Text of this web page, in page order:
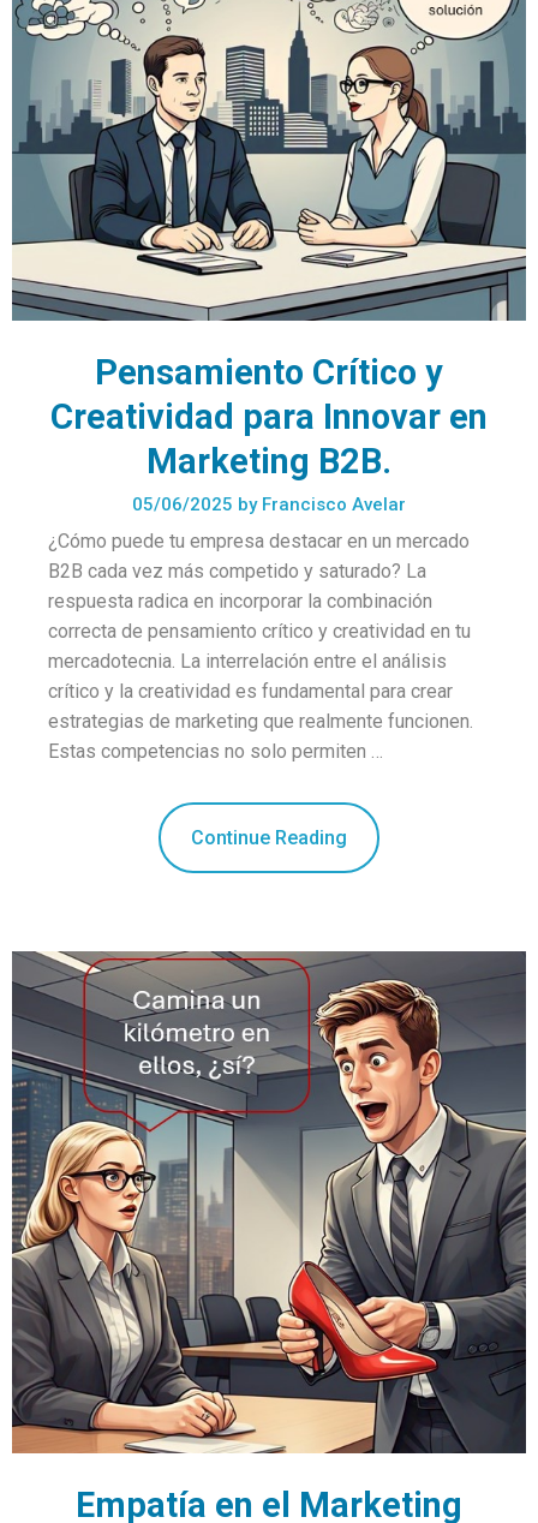
Pensamiento Crítico y
Creatividad para Innovar en
Marketing B2B.
05/06/2025 byFrancisco Avelar
¿Cómo puede tu empresa destacar en un mercado
B2B cada vez más competido y saturado? La
respuesta radica en incorporar la combinación
correcta de pensamiento crítico y creatividad en tu
mercadotecnia. La interrelación entre el análisis
crítico y la creatividad es fundamental para crear
estrategias de marketing que realmente funcionen.
Estas competencias no solo permiten …
Continue Reading
Empatía en el Marketing